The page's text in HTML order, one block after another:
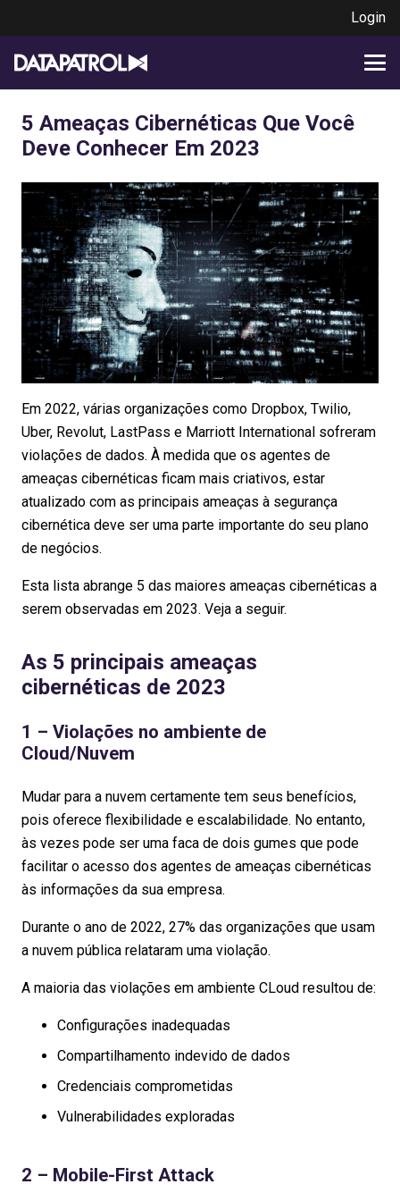
Login
5 Ameaças Cibernéticas Que Você
Deve Conhecer Em 2023
Em 2022, várias organizações como Dropbox, Twilio,
Uber, Revolut, LastPass e Marriott International sofreram
violações de dados. À medida que os agentes de
ameaças cibernéticas ficam mais criativos, estar
atualizado com as principais ameaças à segurança
cibernética deve ser uma parte importante do seu plano
de negócios.
Esta lista abrange 5 das maiores ameaças cibernéticas a
serem observadas em 2023. Veja a seguir.
As 5 principais ameaças
cibernéticas de 2023
1 – Violações no ambiente de
Cloud/Nuvem
Mudar para a nuvem certamente tem seus benefícios,
pois oferece flexibilidade e escalabilidade. No entanto,
às vezes pode ser uma faca de dois gumes que pode
facilitar o acesso dos agentes de ameaças cibernéticas
às informações da sua empresa.
Durante o ano de 2022, 27% das organizações que usam
a nuvem pública relataram uma violação.
A maioria das violações em ambiente CLoud resultou de:
Configurações inadequadas
Compartilhamento indevido de dados
Credenciais comprometidas
Vulnerabilidades exploradas
2 – Mobile-First Attack